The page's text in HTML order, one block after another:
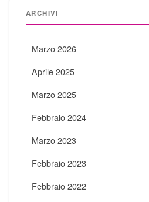
ARCHIVI
Marzo 2026
Aprile 2025
Marzo 2025
Febbraio 2024
Marzo 2023
Febbraio 2023
Febbraio 2022